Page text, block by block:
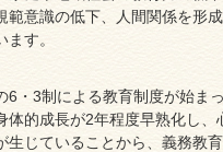
範意識の低下、人間関係を形
す。
・3制による教育制度が始ま
体的成長が2年程度早熟化し、
生じていることから、義務教